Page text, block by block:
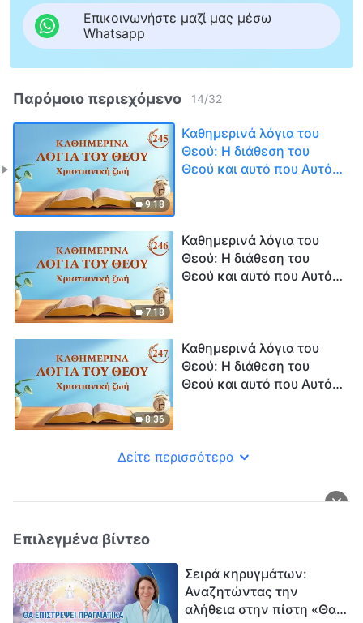
Επικοινωνήστε μαζί μας μέσω
Whatsapp
Παρόμοιο περιεχόμενο 14/32
9:18
Καθημερινά λόγια του
Θεού: Η διάθεση του
Θεού και αυτό που Αυτός
7:18
Καθημερινά λόγια του
Θεού: Η διάθεση του
Θεού και αυτό που Αυτός
8:36
Καθημερινά λόγια του
Θεού: Η διάθεση του
Θεού και αυτό που Αυτός
Δείτε περισσότερα
Επιλεγμένα βίντεο
Σειρά κηρυγμάτων:
Αναζητώντας την
αλήθεια στην πίστη «Θα